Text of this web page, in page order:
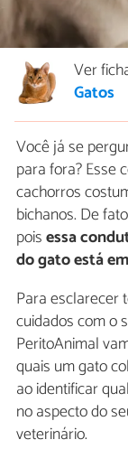
Ver
Gatos
Você já se
para fora? Esse
cachorros
bichanos. De
poisessa
do gato está
Para esclarecer
cuidados com o
PeritoAnimal
quais um gato
ao identificar
no aspecto do
veterinário.